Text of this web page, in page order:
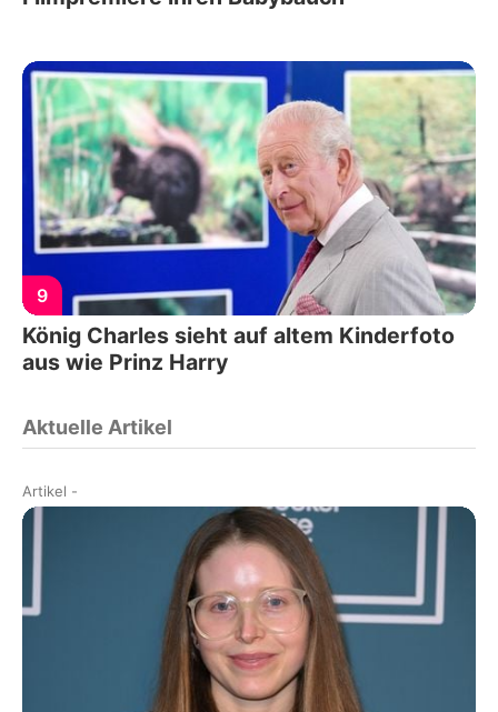
9
König Charles sieht auf altem Kinderfoto
aus wie Prinz Harry
Aktuelle Artikel
Artikel -